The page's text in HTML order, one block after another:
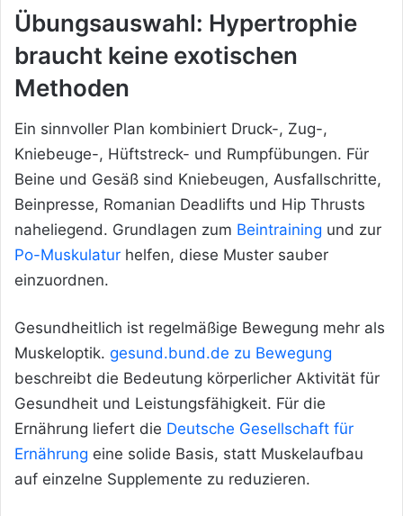
Übungsauswahl: Hypertrophie
braucht keine exotischen
Methoden
Ein sinnvoller Plan kombiniert Druck-, Zug-,
Kniebeuge-, Hüftstreck- und Rumpfübungen. Für
Beine und Gesäß sind Kniebeugen, Ausfallschritte,
Beinpresse, Romanian Deadlifts und Hip Thrusts
naheliegend. Grundlagen zum Beintraining und zur
Po-Muskulatur helfen, diese Muster sauber
einzuordnen.
Gesundheitlich ist regelmäßige Bewegung mehr als
Muskeloptik. gesund.bund.de zu Bewegung
beschreibt die Bedeutung körperlicher Aktivität für
Gesundheit und Leistungsfähigkeit. Für die
Ernährung liefert die Deutsche Gesellschaft für
Ernährung eine solide Basis, statt Muskelaufbau
auf einzelne Supplemente zu reduzieren.